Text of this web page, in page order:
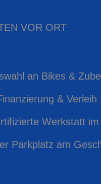
VOR ORT
an Bikes &
& Verleih
Werkstatt
Parkplatz am